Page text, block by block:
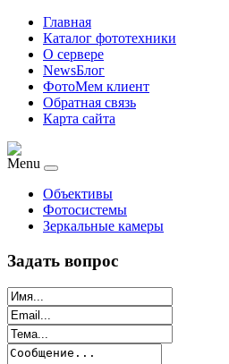
Главная
Каталог фототехники
О сервере
NewsБлог
ФотоМем клиент
Обратная связь
Карта сайта
Menu
Объективы
Фотосистемы
Зеркальные камеры
Задать вопрос